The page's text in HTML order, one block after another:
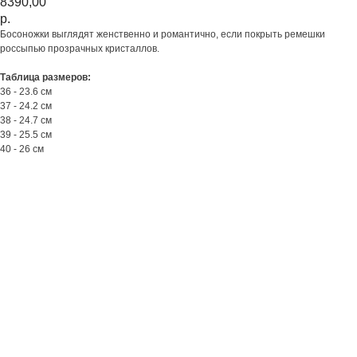
р.
Босоножки выглядят женственно и романтично, если покрыть ремешки
россыпью прозрачных кристаллов.
Таблица размеров:
36 - 23.6 см
37 - 24.2 см
38 - 24.7 см
39 - 25.5 см
40 - 26 см